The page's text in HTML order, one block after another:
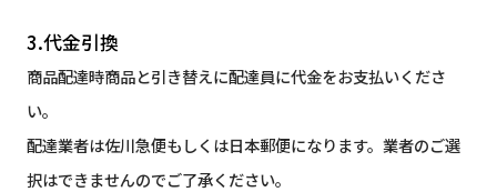
3.代金引換
商品配達時商品と引き替えに配達員に代金をお支払いくださ
い。
配達業者は佐川急便もしくは日本郵便になります。業者のご選
択はできませんのでご了承ください。